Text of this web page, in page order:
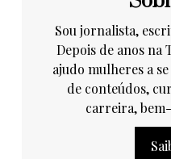
Sou jornalista,
Depois de anos na
ajudo mulheres a
de conteúdos,
carreira,